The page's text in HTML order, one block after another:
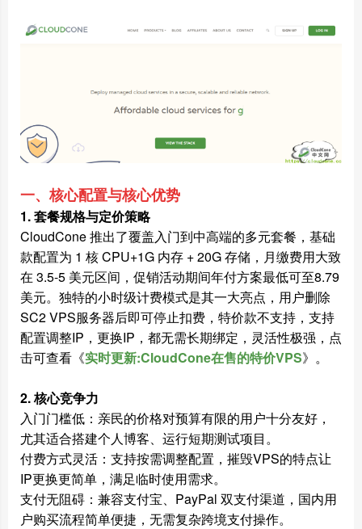
一、核心配置与核心优势
1. 套餐规格与定价策略
CloudCone 推出了覆盖入门到中高端的多元套餐，基础
款配置为 1 核 CPU+1G 内存 + 20G 存储，月缴费用大致
在 3.5-5 美元区间，促销活动期间年付方案最低可至8.79
美元。独特的小时级计费模式是其一大亮点，用户删除
SC2 VPS服务器后即可停止扣费，特价款不支持，支持
配置调整IP，更换IP，都无需长期绑定，灵活性极强，点
击可查看《实时更新:CloudCone在售的特价VPS》。
2. 核心竞争力
入门门槛低：亲民的价格对预算有限的用户十分友好，
尤其适合搭建个人博客、运行短期测试项目。
付费方式灵活：支持按需调整配置，摧毁VPS的特点让
IP更换更简单，满足临时使用需求。
支付无阻碍：兼容支付宝、PayPal 双支付渠道，国内用
户购买流程简单便捷，无需复杂跨境支付操作。